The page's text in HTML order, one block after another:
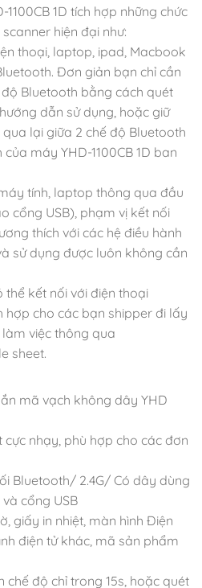
1D tích hợp những chức
hiện đại như:
thoại, laptop, ipad, Macbook
Đơn giản bạn chỉ cần
Bluetooth bằng cách quét
dẫn sử dụng, hoặc giữ
lại giữa 2 chế độ Bluetooth
máy YHD-1100CB 1D ban
tính, laptop thông qua đầu
cổng USB), phạm vị kết nối
thích với các hệ điều hành
sử dụng được luôn không cần
thể kết nối với điện thoại
hợp cho các bạn shipper đi lấy
việc thông qua
sheet.
mã vạch không dây YHD
nhạy, phù hợp cho các đơn
Bluetooth/ 2.4G/ Có dây dùng
cổng USB
giấy in nhiệt, màn hình Điện
điện tử khác, mã sản phẩm
chế độ chỉ trong 15s, hoặc quét